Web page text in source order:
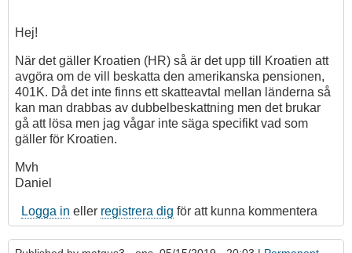
Hej!
När det gäller Kroatien (HR) så är det upp till Kroatien att
avgöra om de vill beskatta den amerikanska pensionen,
401K. Då det inte finns ett skatteavtal mellan länderna så
kan man drabbas av dubbelbeskattning men det brukar
gå att lösa men jag vågar inte säga specifikt vad som
gäller för Kroatien.
Mvh
Daniel
Logga in eller registrera dig för att kunna kommentera